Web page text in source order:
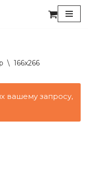
\ 166x266
вашему запросу,